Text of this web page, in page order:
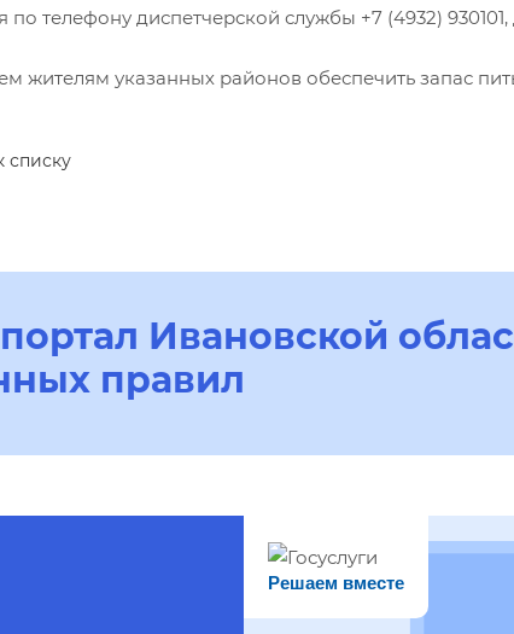
по телефону диспетчерской службы +7 (4932)
жителям указанных районов обеспечить запас
списку
Ивановской
правил
Решаем вместе